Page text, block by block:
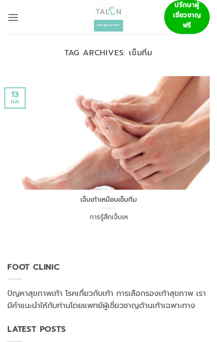
ปรึกษาผู้
เชี่ยวชาญ
ฟรี
TAG ARCHIVES: เข็มทิ่ม
เจ็บเท้าเหมือนเข็มทิ่ม
การรู้สึกเจ็บเห
13
ก.ค.
FOOT CLINIC
ปัญหาสุขภาพเท้า โรคเกี่ยวกับเท้า การเลือกรองเท้าสุขภาพ เรา
มีคำแนะนำให้กับท่านโดยแพทย์ผู้เชี่ยวชาญด้านเท้าเฉพาะทาง
LATEST POSTS